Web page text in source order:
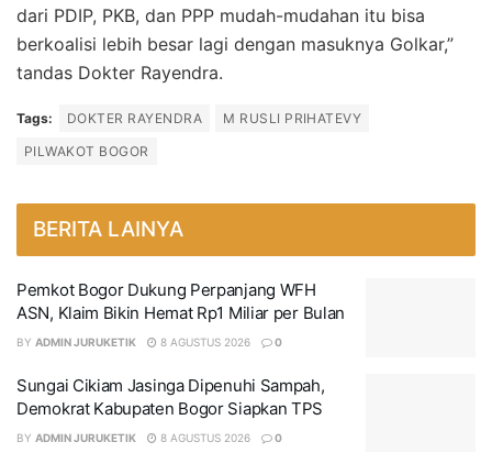
dari PDIP, PKB, dan PPP mudah-mudahan itu bisa
berkoalisi lebih besar lagi dengan masuknya Golkar,”
tandas Dokter Rayendra.
Tags: DOKTER RAYENDRA
M RUSLI PRIHATEVY
PILWAKOT BOGOR
BERITA LAINYA
Pemkot Bogor Dukung Perpanjang WFH
ASN, Klaim Bikin Hemat Rp1 Miliar per Bulan
BY ADMIN JURUKETIK 8 AGUSTUS 2026 0
Sungai Cikiam Jasinga Dipenuhi Sampah,
Demokrat Kabupaten Bogor Siapkan TPS
BY ADMIN JURUKETIK 8 AGUSTUS 2026 0